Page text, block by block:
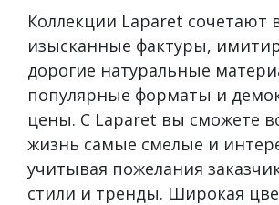
Коллекции Laparet сочетают
изысканные фактуры,
дорогие натуральные
популярные форматы и
цены. С Laparet вы сможете
жизнь самые смелые и
учитывая пожелания
стили и тренды. Широкая